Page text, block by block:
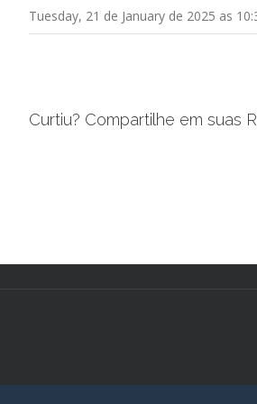
Tuesday, 21 de January de 2025 as
Curtiu? Compartilhe em suas